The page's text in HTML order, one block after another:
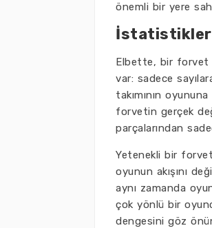
önemli bir yere
Elbette, bir forvet
var: sadece
takımının
forvetin gerçek
parçalarından
Yetenekli bir
oyunun akışını
aynı zamanda
çok yönlü bir
dengesini göz